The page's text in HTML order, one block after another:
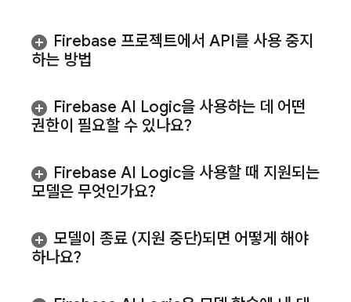
Firebase 프로젝트에서 API를 사용 중지
하는 방법
Firebase AI Logic을 사용하는 데 어떤
권한이 필요할 수 있나요?
Firebase AI Logic을 사용할 때 지원되는
모델은 무엇인가요?
모델이 종료 (지원 중단)되면 어떻게 해야
하나요?